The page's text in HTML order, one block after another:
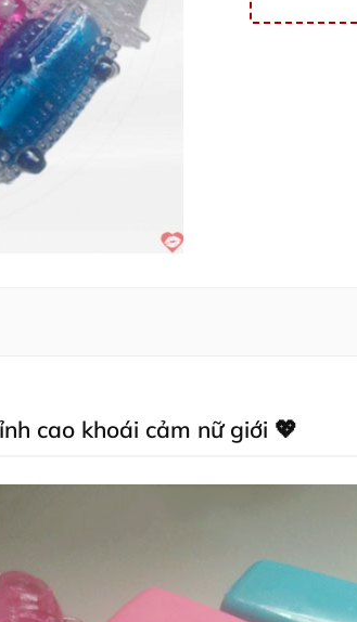
cao khoái cảm nữ giới 💖